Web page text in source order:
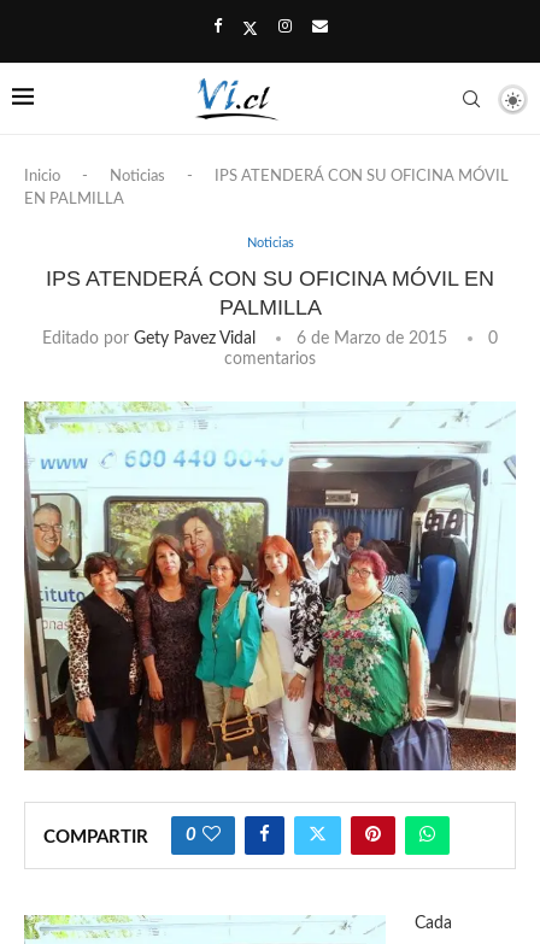
Inicio - Noticias -
IPS ATENDERÁ CON SU OFICINA MÓVIL
EN PALMILLA
Noticias
IPS ATENDERÁ CON SU OFICINA MÓVIL EN
PALMILLA
Editado por Gety Pavez Vidal 6 de Marzo de 2015
0
comentarios
COMPARTIR 0
Cada